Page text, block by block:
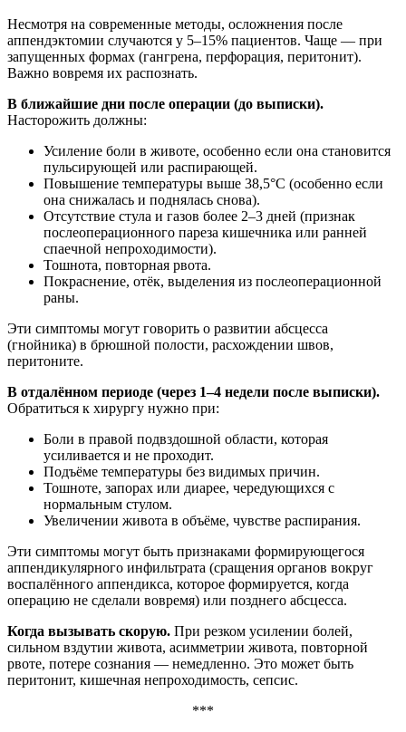
Несмотря на современные методы, осложнения после
аппендэктомии случаются у 5–15% пациентов. Чаще — при
запущенных формах (гангрена, перфорация, перитонит).
Важно вовремя их распознать.
В ближайшие дни после операции (до выписки).
Насторожить должны:
Усиление боли в животе, особенно если она становится
пульсирующей или распирающей.
Повышение температуры выше 38,5°C (особенно если
она снижалась и поднялась снова).
Отсутствие стула и газов более 2–3 дней (признак
послеоперационного пареза кишечника или ранней
спаечной непроходимости).
Тошнота, повторная рвота.
Покраснение, отёк, выделения из послеоперационной
раны.
Эти симптомы могут говорить о развитии абсцесса
(гнойника) в брюшной полости, расхождении швов,
перитоните.
В отдалённом периоде (через 1–4 недели после выписки).
Обратиться к хирургу нужно при:
Боли в правой подвздошной области, которая
усиливается и не проходит.
Подъёме температуры без видимых причин.
Тошноте, запорах или диарее, чередующихся с
нормальным стулом.
Увеличении живота в объёме, чувстве распирания.
Эти симптомы могут быть признаками формирующегося
аппендикулярного инфильтрата (сращения органов вокруг
воспалённого аппендикса, которое формируется, когда
операцию не сделали вовремя) или позднего абсцесса.
Когда вызывать скорую. При резком усилении болей,
сильном вздутии живота, асимметрии живота, повторной
рвоте, потере сознания — немедленно. Это может быть
перитонит, кишечная непроходимость, сепсис.
***